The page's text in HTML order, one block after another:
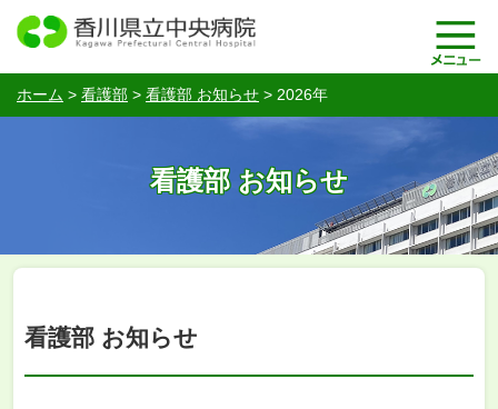
ホーム > 看護部 > 看護部 お知らせ > 2026年
看護部 お知らせ
看護部 お知らせ